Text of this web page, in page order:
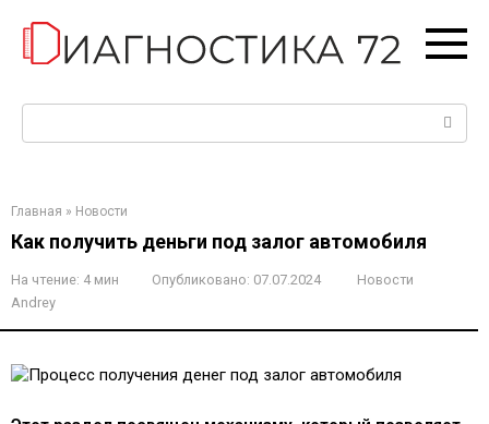
контенту
Главная » Новости
Как получить деньги под залог автомобиля
На чтение: 4 мин Опубликовано: 07.07.2024
Новости
Andrey